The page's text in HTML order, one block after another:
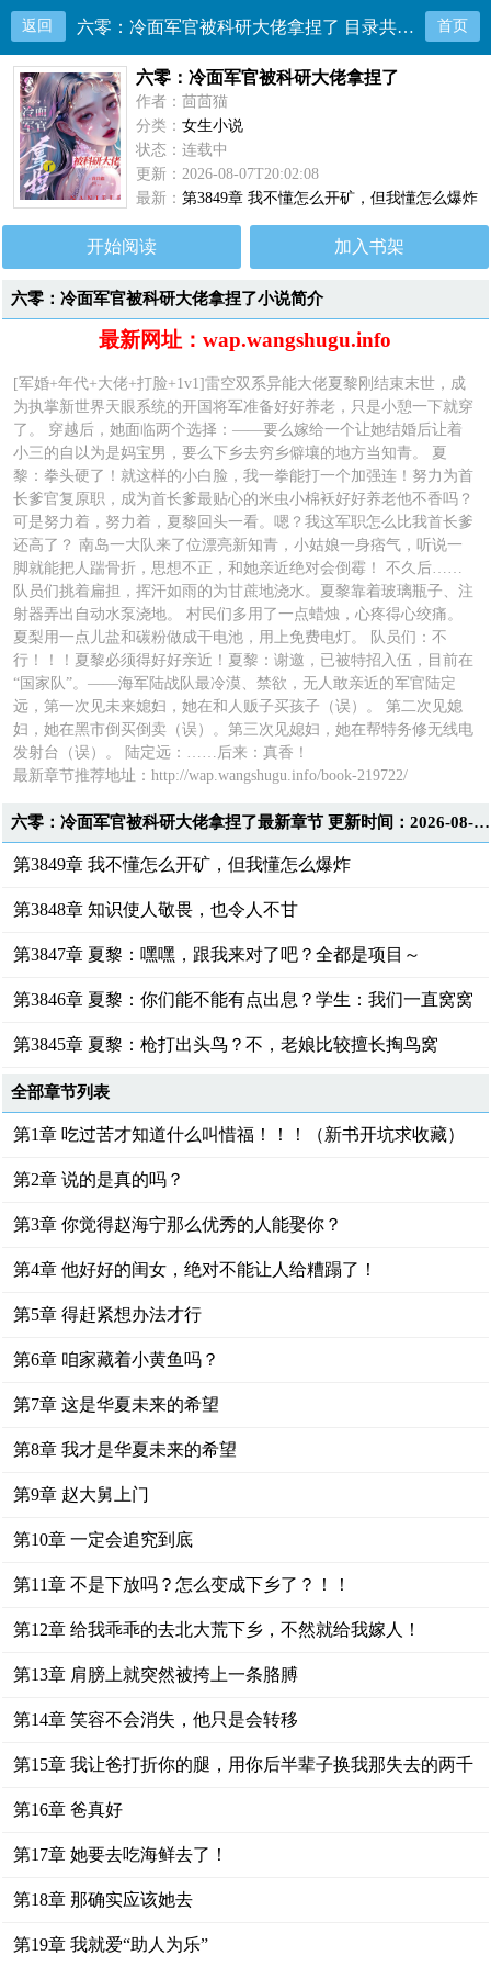
返回 六零：冷面军官被科研大佬拿捏了 目录共3836章 首页
六零：冷面军官被科研大佬拿捏了
作者：茴茴猫
分类：女生小说
状态：连载中
更新：2026-08-07T20:02:08
最新：第3849章 我不懂怎么开矿，但我懂怎么爆炸
开始阅读 加入书架
六零：冷面军官被科研大佬拿捏了小说简介
最新网址：wap.wangshugu.info
[军婚+年代+大佬+打脸+1v1]雷空双系异能大佬夏黎刚结束末世，成
为执掌新世界天眼系统的开国将军准备好好养老，只是小憩一下就穿
了。 穿越后，她面临两个选择：——要么嫁给一个让她结婚后让着
小三的自以为是妈宝男，要么下乡去穷乡僻壤的地方当知青。 夏
黎：拳头硬了！就这样的小白脸，我一拳能打一个加强连！努力为首
长爹官复原职，成为首长爹最贴心的米虫小棉袄好好养老他不香吗？
可是努力着，努力着，夏黎回头一看。嗯？我这军职怎么比我首长爹
还高了？ 南岛一大队来了位漂亮新知青，小姑娘一身痞气，听说一
脚就能把人踹骨折，思想不正，和她亲近绝对会倒霉！ 不久后……
队员们挑着扁担，挥汗如雨的为甘蔗地浇水。夏黎靠着玻璃瓶子、注
射器弄出自动水泵浇地。 村民们多用了一点蜡烛，心疼得心绞痛。
夏梨用一点儿盐和碳粉做成干电池，用上免费电灯。 队员们：不
行！！！夏黎必须得好好亲近！夏黎：谢邀，已被特招入伍，目前在
“国家队”。——海军陆战队最冷漠、禁欲，无人敢亲近的军官陆定
远，第一次见未来媳妇，她在和人贩子买孩子（误）。 第二次见媳
妇，她在黑市倒买倒卖（误）。第三次见媳妇，她在帮特务修无线电
发射台（误）。 陆定远：……后来：真香！
最新章节推荐地址：http://wap.wangshugu.info/book-219722/
六零：冷面军官被科研大佬拿捏了最新章节 更新时间：2026-08-07T20:02:08
第3849章 我不懂怎么开矿，但我懂怎么爆炸
第3848章 知识使人敬畏，也令人不甘
第3847章 夏黎：嘿嘿，跟我来对了吧？全都是项目～
第3846章 夏黎：你们能不能有点出息？学生：我们一直窝窝
囊囊
第3845章 夏黎：枪打出头鸟？不，老娘比较擅长掏鸟窝
全部章节列表
第1章 吃过苦才知道什么叫惜福！！！（新书开坑求收藏）
第2章 说的是真的吗？
第3章 你觉得赵海宁那么优秀的人能娶你？
第4章 他好好的闺女，绝对不能让人给糟蹋了！
第5章 得赶紧想办法才行
第6章 咱家藏着小黄鱼吗？
第7章 这是华夏未来的希望
第8章 我才是华夏未来的希望
第9章 赵大舅上门
第10章 一定会追究到底
第11章 不是下放吗？怎么变成下乡了？！！
第12章 给我乖乖的去北大荒下乡，不然就给我嫁人！
第13章 肩膀上就突然被挎上一条胳膊
第14章 笑容不会消失，他只是会转移
第15章 我让爸打折你的腿，用你后半辈子换我那失去的两千
块
第16章 爸真好
第17章 她要去吃海鲜去了！
第18章 那确实应该她去
第19章 我就爱“助人为乐”